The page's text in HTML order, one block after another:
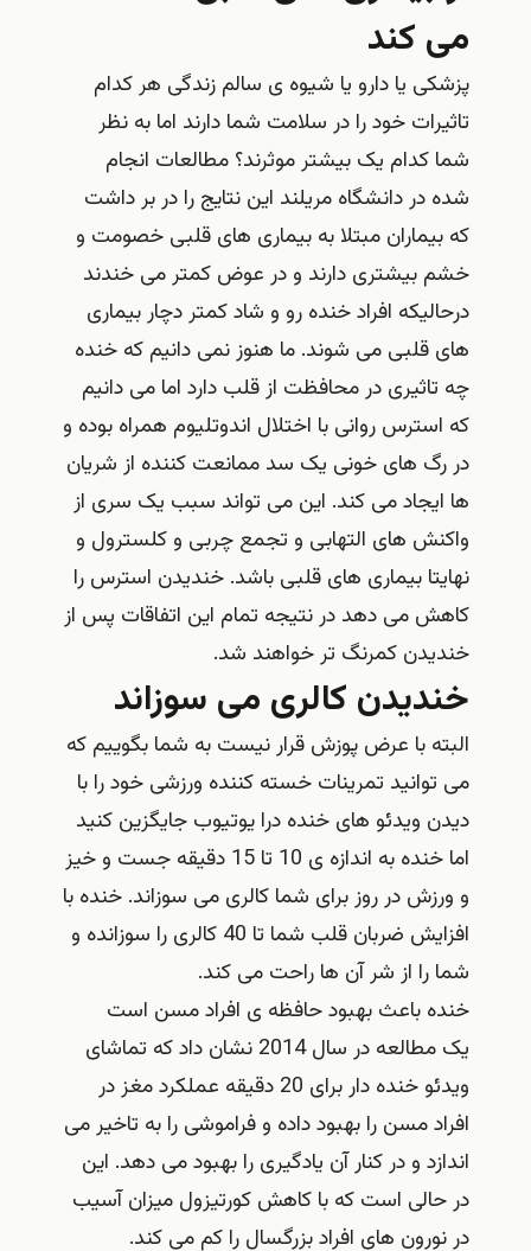
می کند
پزشکی یا دارو یا شیوه ی سالم زندگی هر کدام
تاثیرات خود را در سلامت شما دارند اما به نظر
شما کدام یک بیشتر موثرند؟ مطالعات انجام
شده در دانشگاه مریلند این نتایج را در بر داشت
که بیماران مبتلا به بیماری های قلبی خصومت و
خشم بیشتری دارند و در عوض کمتر می خندند
درحالیکه افراد خنده رو و شاد کمتر دچار بیماری
های قلبی می شوند. ما هنوز نمی دانیم که خنده
چه تاثیری در محافظت از قلب دارد اما می دانیم
که استرس روانی با اختلال اندوتلیوم همراه بوده و
در رگ های خونی یک سد ممانعت کننده از شریان
ها ایجاد می کند. این می تواند سبب یک سری از
واکنش های التهابی و تجمع چربی و کلسترول و
نهایتا بیماری های قلبی باشد. خندیدن استرس را
کاهش می دهد در نتیجه تمام این اتفاقات پس از
خندیدن کمرنگ تر خواهند شد.
خندیدن کالری می سوزاند
البته با عرض پوزش قرار نیست به شما بگوییم که
می توانید تمرینات خسته کننده ورزشی خود را با
دیدن ویدئو های خنده درا یوتیوب جایگزین کنید
اما خنده به اندازه ی 10 تا 15 دقیقه جست و خیز
و ورزش در روز برای شما کالری می سوزاند. خنده با
افزایش ضربان قلب شما تا 40 کالری را سوزانده و
شما را از شر آن ها راحت می کند.
خنده باعث بهبود حافظه ی افراد مسن است
یک مطالعه در سال 2014 نشان داد که تماشای
ویدئو خنده دار برای 20 دقیقه عملکرد مغز در
افراد مسن را بهبود داده و فراموشی را به تاخیر می
اندازد و در کنار آن یادگیری را بهبود می دهد. این
در حالی است که با کاهش کورتیزول میزان آسیب
در نورون های افراد بزرگسال را کم می کند.